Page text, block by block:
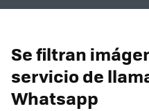
Se filtran
servicio de
Whatsapp